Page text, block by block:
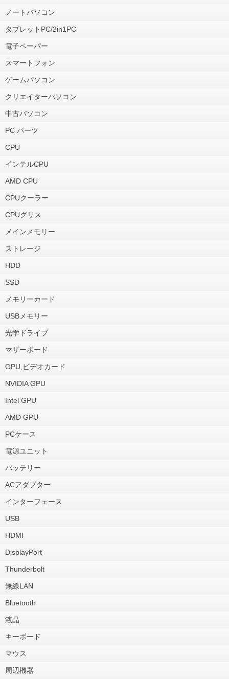
ノートパソコン
タブレットPC/2in1PC
電子ペーパー
スマートフォン
ゲームパソコン
クリエイターパソコン
中古パソコン
PC パーツ
CPU
インテルCPU
AMD CPU
CPUクーラー
CPUグリス
メインメモリー
ストレージ
HDD
SSD
メモリーカード
USBメモリー
光学ドライブ
マザーボード
GPU,ビデオカード
NVIDIA GPU
Intel GPU
AMD GPU
PCケース
電源ユニット
バッテリー
ACアダプター
インターフェース
USB
HDMI
DisplayPort
Thunderbolt
無線LAN
Bluetooth
液晶
キーボード
マウス
周辺機器